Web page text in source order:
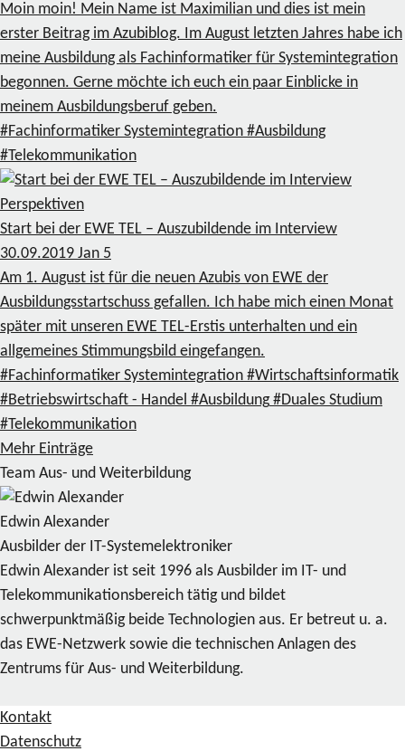
Moin moin! Mein Name ist Maximilian und dies ist mein
erster Beitrag im Azubiblog. Im August letzten Jahres habe ich
meine Ausbildung als Fachinformatiker für Systemintegration
begonnen. Gerne möchte ich euch ein paar Einblicke in
meinem Ausbildungsberuf geben.
#Fachinformatiker Systemintegration #Ausbildung
#Telekommunikation
Perspektiven
Start bei der EWE TEL – Auszubildende im Interview
30.09.2019 Jan 5
Am 1. August ist für die neuen Azubis von EWE der
Ausbildungsstartschuss gefallen. Ich habe mich einen Monat
später mit unseren EWE TEL-Erstis unterhalten und ein
allgemeines Stimmungsbild eingefangen.
#Fachinformatiker Systemintegration #Wirtschaftsinformatik
#Betriebswirtschaft - Handel #Ausbildung #Duales Studium
#Telekommunikation
Mehr Einträge
Team Aus- und Weiterbildung
Edwin Alexander
Ausbilder der IT-Systemelektroniker
Edwin Alexander ist seit 1996 als Ausbilder im IT- und
Telekommunikationsbereich tätig und bildet
schwerpunktmäßig beide Technologien aus. Er betreut u. a.
das EWE-Netzwerk sowie die technischen Anlagen des
Zentrums für Aus- und Weiterbildung.
Kontakt
Datenschutz